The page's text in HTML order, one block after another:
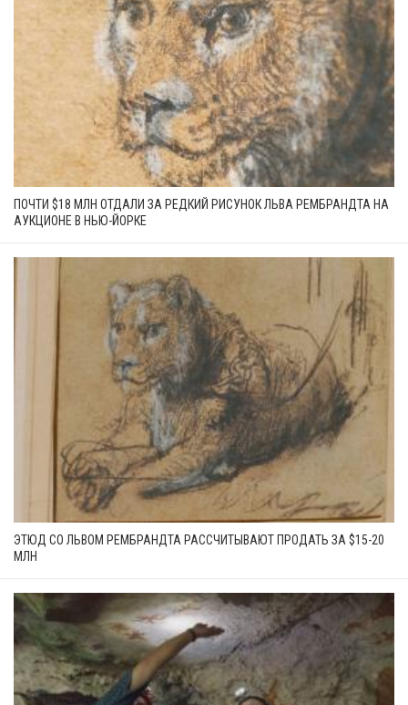
ПОЧТИ $18 МЛН ОТДАЛИ ЗА РЕДКИЙ РИСУНОК ЛЬВА РЕМБРАНДТА НА
АУКЦИОНЕ В НЬЮ-ЙОРКЕ
ЭТЮД СО ЛЬВОМ РЕМБРАНДТА РАССЧИТЫВАЮТ ПРОДАТЬ ЗА $15-20
МЛН